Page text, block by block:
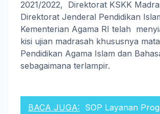
2021/2022, Direktorat KSKK
Direktorat Jenderal Pendidikan
Kementerian Agama RI telah
kisi ujian madrasah khususnya
Pendidikan Agama Islam dan
sebagaimana terlampir.
BACA JUGA: SOP Layanan